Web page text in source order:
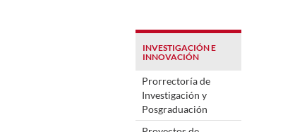
INVESTIGACIÓN E
INNOVACIÓN
Prorrectoría de
Investigación y
Posgraduación